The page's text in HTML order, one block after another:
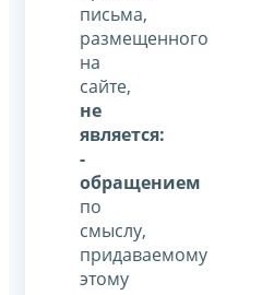
письма,
размещенного
на
сайте,
не
является:
-
обращением
по
смыслу,
придаваемому
этому